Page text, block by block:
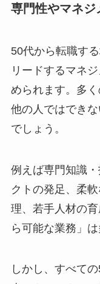
専門性やマネジ
50代から転職す
リードするマネ
められます。多く
他の人ではでき
でしょう。
例えば専門知識
クトの発足、柔
理、若手人材の
ら可能な業務」は
しかし、すべて